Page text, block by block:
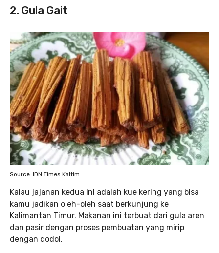
2. Gula Gait
Source: IDN Times Kaltim
Kalau jajanan kedua ini adalah kue kering yang bisa
kamu jadikan oleh-oleh saat berkunjung ke
Kalimantan Timur. Makanan ini terbuat dari gula aren
dan pasir dengan proses pembuatan yang mirip
dengan dodol.